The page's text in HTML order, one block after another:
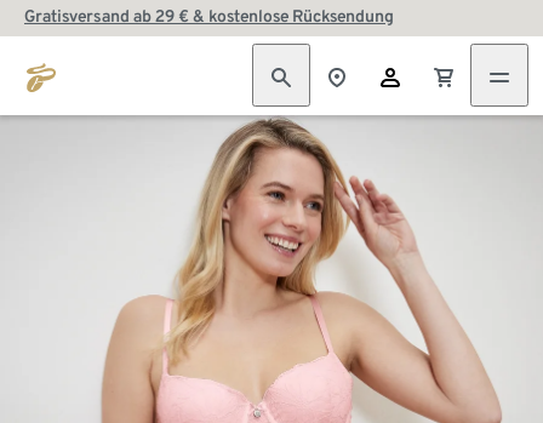
Gratisversand ab 29 € & kostenlose Rücksendung